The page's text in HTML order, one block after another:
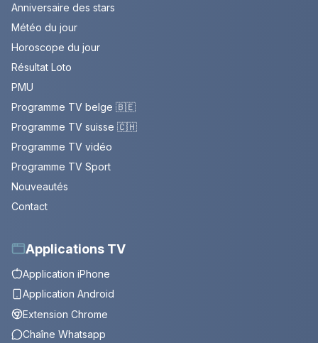
Anniversaire des stars
Météo du jour
Horoscope du jour
Résultat Loto
PMU
Programme TV belge 🇧🇪
Programme TV suisse 🇨🇭
Programme TV vidéo
Programme TV Sport
Nouveautés
Contact
Applications TV
Application iPhone
Application Android
Extension Chrome
Chaîne Whatsapp